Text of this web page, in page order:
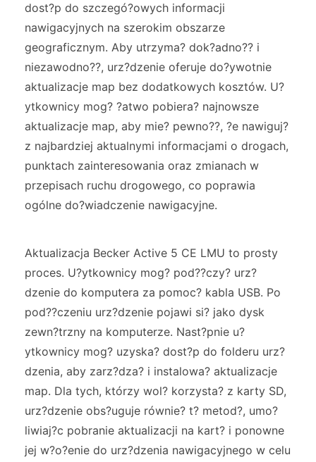
dost?p do szczegó?owych informacji
nawigacyjnych na szerokim obszarze
geograficznym. Aby utrzyma? dok?adno?? i
niezawodno??, urz?dzenie oferuje do?ywotnie
aktualizacje map bez dodatkowych kosztów. U?
ytkownicy mog? ?atwo pobiera? najnowsze
aktualizacje map, aby mie? pewno??, ?e nawiguj?
z najbardziej aktualnymi informacjami o drogach,
punktach zainteresowania oraz zmianach w
przepisach ruchu drogowego, co poprawia
ogólne do?wiadczenie nawigacyjne.
Aktualizacja Becker Active 5 CE LMU to prosty
proces. U?ytkownicy mog? pod??czy? urz?
dzenie do komputera za pomoc? kabla USB. Po
pod??czeniu urz?dzenie pojawi si? jako dysk
zewn?trzny na komputerze. Nast?pnie u?
ytkownicy mog? uzyska? dost?p do folderu urz?
dzenia, aby zarz?dza? i instalowa? aktualizacje
map. Dla tych, którzy wol? korzysta? z karty SD,
urz?dzenie obs?uguje równie? t? metod?, umo?
liwiaj?c pobranie aktualizacji na kart? i ponowne
jej w?o?enie do urz?dzenia nawigacyjnego w celu